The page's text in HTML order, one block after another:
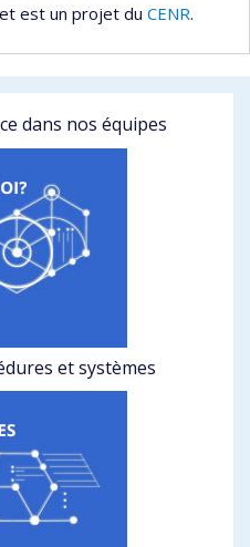
et est un projet du CENR.
dans nos équipes
et systèmes